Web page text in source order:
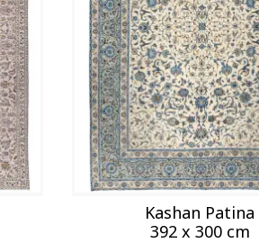
Kashan Patina
392 x 300 cm